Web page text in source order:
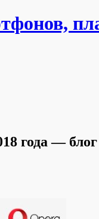
года —